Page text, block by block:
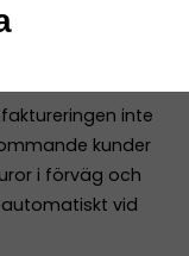
inte
kunder
i förväg och
vid